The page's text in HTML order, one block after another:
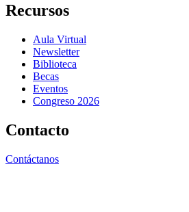
Recursos
Aula Virtual
Newsletter
Biblioteca
Becas
Eventos
Congreso 2026
Contacto
Contáctanos